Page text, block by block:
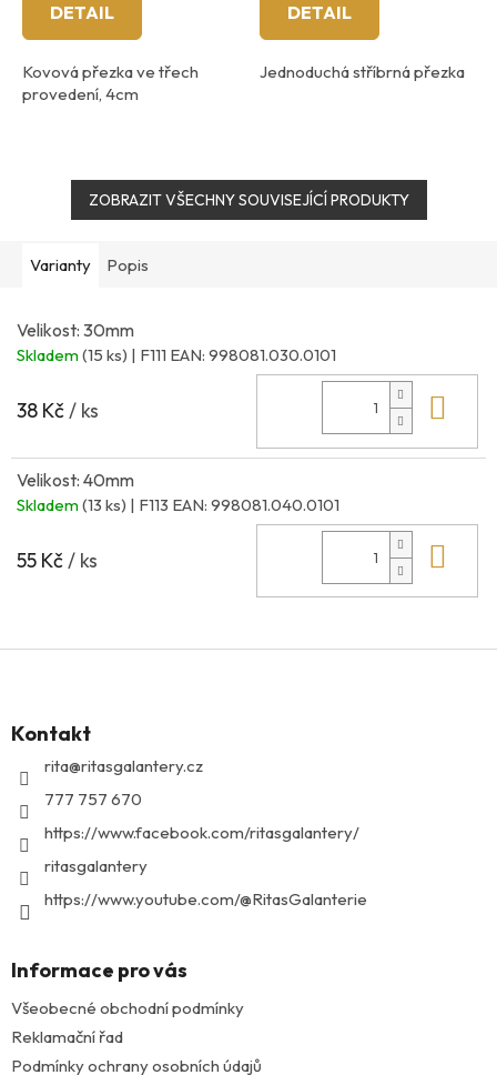
DETAIL
Kovová přezka ve třech
provedení, 4cm
DETAIL
Jednoduchá stříbrná přezka
ZOBRAZIT VŠECHNY SOUVISEJÍCÍ PRODUKTY
Varianty Popis
Velikost: 30mm
Skladem(15 ks) | F111 EAN: 998081.030.0101
38 Kč/ ks
Velikost: 40mm
Skladem(13 ks) | F113 EAN: 998081.040.0101
55 Kč/ ks
aKontakt
rita@ritasgalantery.cz
777 757 670
https://www.facebook.com/ritasgalantery/
ritasgalantery
https://www.youtube.com/@RitasGalanterie
Informace pro vás
Všeobecné obchodní podmínky
Reklamační řad
Podmínky ochrany osobních údajů